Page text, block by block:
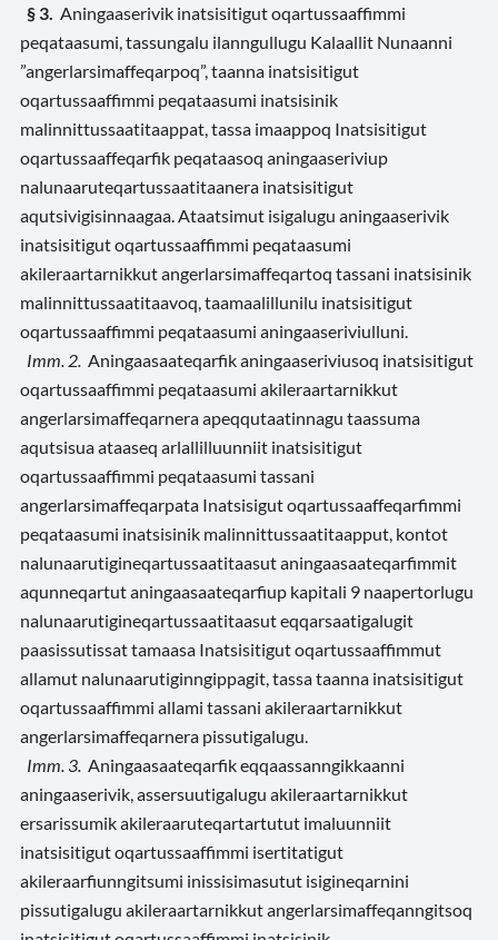
§ 3. Aningaaserivik inatsisitigut oqartussaaffimmi
peqataasumi, tassungalu ilanngullugu Kalaallit Nunaanni
”angerlarsimaffeqarpoq”, taanna inatsisitigut
oqartussaaffimmi peqataasumi inatsisinik
malinnittussaatitaappat, tassa imaappoq Inatsisitigut
oqartussaaffeqarfik peqataasoq aningaaseriviup
nalunaaruteqartussaatitaanera inatsisitigut
aqutsivigisinnaagaa. Ataatsimut isigalugu aningaaserivik
inatsisitigut oqartussaaffimmi peqataasumi
akileraartarnikkut angerlarsimaffeqartoq tassani inatsisinik
malinnittussaatitaavoq, taamaalillunilu inatsisitigut
oqartussaaffimmi peqataasumi aningaaseriviulluni.
Imm. 2. Aningaasaateqarfik aningaaseriviusoq inatsisitigut
oqartussaaffimmi peqataasumi akileraartarnikkut
angerlarsimaffeqarnera apeqqutaatinnagu taassuma
aqutsisua ataaseq arlallilluunniit inatsisitigut
oqartussaaffimmi peqataasumi tassani
angerlarsimaffeqarpata Inatsisigut oqartussaaffeqarfimmi
peqataasumi inatsisinik malinnittussaatitaapput, kontot
nalunaarutigineqartussaatitaasut aningaasaateqarfimmit
aqunneqartut aningaasaateqarfiup kapitali 9 naapertorlugu
nalunaarutigineqartussaatitaasut eqqarsaatigalugit
paasissutissat tamaasa Inatsisitigut oqartussaaffimmut
allamut nalunaarutiginngippagit, tassa taanna inatsisitigut
oqartussaaffimmi allami tassani akileraartarnikkut
angerlarsimaffeqarnera pissutigalugu.
Imm. 3. Aningaasaateqarfik eqqaassanngikkaanni
aningaaserivik, assersuutigalugu akileraartarnikkut
ersarissumik akileraaruteqartartutut imaluunniit
inatsisitigut oqartussaaffimmi isertitatigut
akileraarfiunngitsumi inissisimasutut isigineqarnini
pissutigalugu akileraartarnikkut angerlarsimaffeqanngitsoq